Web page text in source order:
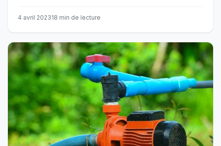
4 avril 202318 min de lecture